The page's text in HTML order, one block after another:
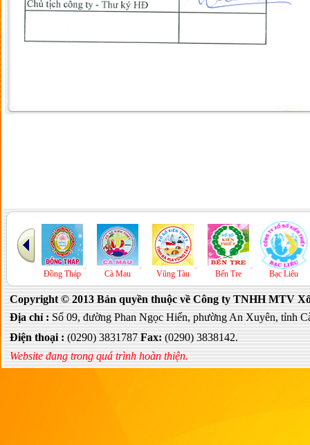
Đồng Tháp Cà Mau Vũng Tàu Bến Tre Bạc Liêu
Copyright © 2013 Bản quyền thuộc về Công ty TNHH MTV
Địa chỉ : Số 09, đường Phan Ngọc Hiển, phường An Xuyên, tỉnh
Điện thoại : (0290) 3831787 Fax: (0290) 3838142.
Website đang trong quá trình hoàn thiện.